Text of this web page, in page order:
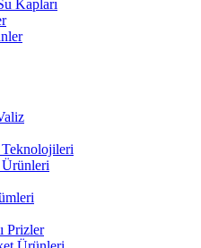
Kapları
Ürünleri
Prizler